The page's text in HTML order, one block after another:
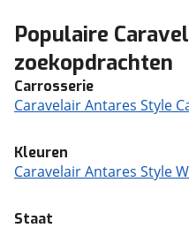
Populaire
zoekopdrachten
Carrosserie
Caravelair Antares Style
Kleuren
Caravelair Antares Style
Staat